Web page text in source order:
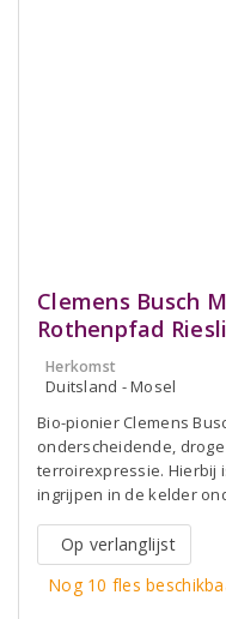
Clemens Busch
Rothenpfad
Herkomst
Duitsland - Mosel
Bio-pionier Clemens
onderscheidende,
terroirexpressie. Hierbij
ingrijpen in de kelder
Op verlanglijst
Nog 10 fles